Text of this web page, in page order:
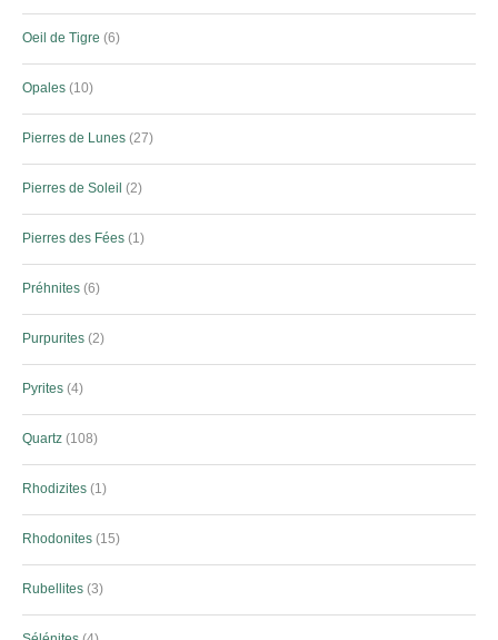
Oeil de Tigre 6
Opales 10
Pierres de Lunes 27
Pierres de Soleil 2
Pierres des Fées 1
Préhnites 6
Purpurites 2
Pyrites 4
Quartz 108
Rhodizites 1
Rhodonites 15
Rubellites 3